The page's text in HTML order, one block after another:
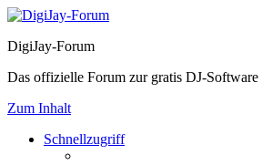
DigiJay-Forum
Das offizielle Forum zur gratis DJ-Software
Zum Inhalt
Schnellzugriff